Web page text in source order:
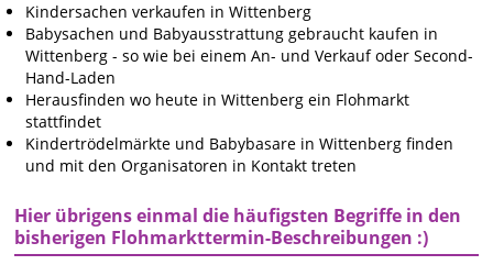
Kindersachen verkaufen in Wittenberg
Babysachen und Babyausstrattung gebraucht kaufen in
Wittenberg - so wie bei einem An- und Verkauf oder Second-
Hand-Laden
Herausfinden wo heute in Wittenberg ein Flohmarkt
stattfindet
Kindertrödelmärkte und Babybasare in Wittenberg finden
und mit den Organisatoren in Kontakt treten
Hier übrigens einmal die häufigsten Begriffe in den
bisherigen Flohmarkttermin-Beschreibungen :)